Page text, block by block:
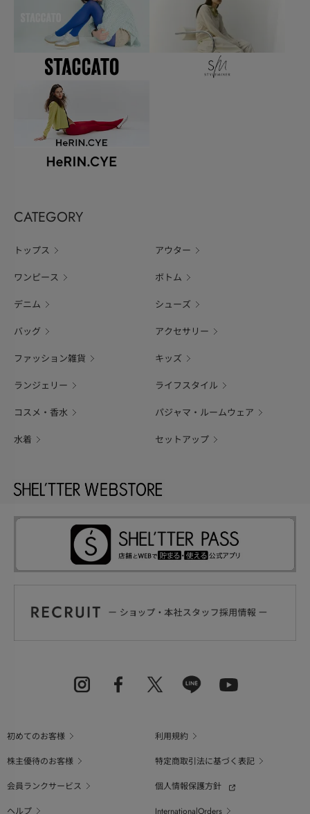
CATEGORY
トップス アウター
ワンピース ボトム
デニム シューズ
バッグ アクセサリー
ファッション雑貨 キッズ
ランジェリー ライフスタイル
コスメ・香水 パジャマ・ルームウェア
水着 セットアップ
初めてのお客様
利用規約
株主優待のお客様
特定商取引法に基づく表記
会員ランクサービス
個人情報保護方針